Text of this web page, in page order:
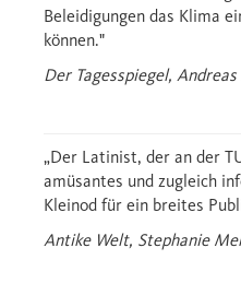
stets auch die
wann und warum
kreiste. Entstanden ist ein ebenso
Freunde der
gepflegten)
Lesevergnügen.
Beleidigungen das Klima
können."
Der Tagesspiegel,
„Der Latinist, der an der
amüsantes und zugleich
Kleinod für ein breites
Antike Welt, Stephanie